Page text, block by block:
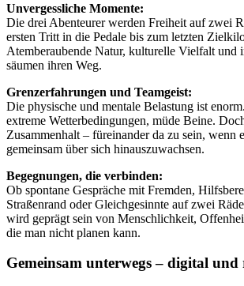
Unvergessliche Momente:
Die drei Abenteurer werden Freiheit auf zwei
ersten Tritt in die Pedale bis zum letzten
Atemberaubende Natur, kulturelle Vielfalt und
säumen ihren Weg.
Grenzerfahrungen und Teamgeist:
Die physische und mentale Belastung ist
extreme Wetterbedingungen, müde Beine.
Zusammenhalt – füreinander da zu sein, wenn
gemeinsam über sich hinauszuwachsen.
Begegnungen, die verbinden:
Ob spontane Gespräche mit Fremden,
Straßenrand oder Gleichgesinnte auf zwei
wird geprägt sein von Menschlichkeit,
die man nicht planen kann.
Gemeinsam unterwegs – digital und